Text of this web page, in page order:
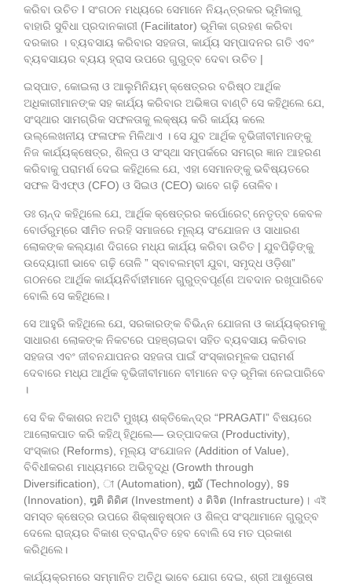
କରିବା ଉଚିତ I ସଂଗଠନ ମଧ୍ୟରେ ସେମାନେ ନିୟନ୍ତ୍ରକର ଭୂମିକାରୁ
ବାହାରି ସୁବିଧା ପ୍ରଦାନକାରୀ (Facilitator) ଭୂମିକା ଗ୍ରହଣ କରିବା
ଦରକାର । ବ୍ୟବସାୟ କରିବାର ସହଜତା, କାର୍ଯ୍ୟ ସମ୍ପାଦନର ଗତି ଏବଂ
ବ୍ୟବସାୟର ବ୍ୟୟ ହ୍ରାସ ଉପରେ ଗୁରୁତ୍ବ ଦେବା ଉଚିତ |
ଇସ୍ପାତ, କୋଇଲା ଓ ଆଲୁମିନିୟମ୍‌ କ୍ଷେତ୍ରର ବରିଷ୍ଠ ଆର୍ଥିକ
ଅଧିକାରୀମାନଙ୍କ ସହ କାର୍ଯ୍ୟ କରିବାର ଅଭିଜ୍ଞତା ବାଣ୍ଟି ସେ କହିଥିଲେ ଯେ,
ସଂସ୍ଥାର ସାମଗ୍ରିକ ସଫଳତାକୁ ଲକ୍ଷ୍ୟ କରି କାର୍ଯ୍ୟ କଲେ
ଉଲ୍ଲେଖନୀୟ ଫଳାଫଳ ମିଳିଥାଏ । ସେ ଯୁବ ଆର୍ଥିକ ବୃଭିଜୀବୀମାନଙ୍କୁ
ନିଜ କାର୍ଯ୍ୟକ୍ଷେତ୍ର, ଶିଳ୍ପ ଓ ସଂସ୍ଥା ସମ୍ପର୍କରେ ସମଗ୍ର ଜ୍ଞାନ ଆହରଣ
କରିବାକୁ ପରାମର୍ଶ ଦେଇ କହିଥିଲେ ଯେ, ଏହା ସେମାନଙ୍କୁ ଭବିଷ୍ୟତରେ
ସଫଳ ସିଏଫ୍‌ଓ (CFO) ଓ ସିଇଓ (CEO) ଭାବେ ଗଢ଼ି ତୋଳିବ।
ଡଃ ଚାନ୍ଦ କହିଥିଲେ ଯେ, ଆର୍ଥିକ କ୍ଷେତ୍ରର କର୍ପୋରେଟ୍ ନେତୃତ୍ବ କେବଳ
ବୋର୍ଡରୁମ୍‌ରେ ସୀମିତ ନରହି ସମାଜରେ ମୂଲ୍ୟ ସଂଯୋଜନ ଓ ସାଧାରଣ
ଲୋକଙ୍କ କଲ୍ୟାଣ ଦିଗରେ ମଧ୍ଯ କାର୍ଯ୍ୟ କରିବା ଉଚିତ | ଯୁବପିଢ଼ିଙ୍କୁ
ଉଦ୍ୟୋଗୀ ଭାବେ ଗଢ଼ି ତୋଳି ” ସ୍ବାବଲମ୍ବୀ ଯୁବା, ସମୃଦ୍ଧ ଓଡ଼ିଶା”
ଗଠନରେ ଆର୍ଥିକ କାର୍ଯ୍ୟନିର୍ବାହୀମାନେ ଗୁରୁତ୍ବପୂର୍ଣ୍ଣ ଅବଦାନ ରଖୂପାରିବେ
ବୋଲି ସେ କହିଥିଲେ।
ସେ ଆହୁରି କହିଥିଲେ ଯେ, ସରକାରଙ୍କ ବିଭିନ୍ନ ଯୋଜନା ଓ କାର୍ଯ୍ୟକ୍ରମକୁ
ସାଧାରଣ ଲୋକଙ୍କ ନିକଟରେ ପହଞ୍ଚାଇବା ସହିତ ବ୍ୟବସାୟ କରିବାର
ସହଜତା ଏବଂ ଜୀବନଯାପନର ସହଜତା ପାଇଁ ସଂସ୍କାରମୂଳକ ପରାମର୍ଶ
ଦେବାରେ ମଧ୍ଯ ଆର୍ଥିକ ବୃଭିଜୀବୀମାନେ ବୀମାନେ ବଡ଼ ଭୂମିକା ନେଇପାରିବେ
।
ସେ ବିକ ବିକାଶର ନଅଟି ମୁଖ୍ୟ ଶକ୍ତିକେନ୍ଦ୍ର “PRAGATI” ବିଷୟରେ
ଆଲୋକପାତ କରି କହିଥ୍ ହିଥିଲେ— ଉତ୍ପାଦକତା (Productivity),
ସଂସ୍କାର (Reforms), ମୂଲ୍ୟ ସଂଯୋଜନ (Addition of Value),
ବିବିଧୀକରଣ ମାଧ୍ୟମରେ ଅଭିବୃଦ୍ଧି (Growth through
Diversification), া (Automation), ໘໖ (Technology), ទទ
(Innovation), ໘ติ ดิดิศ (Investment) ง ดิจิต (Infrastructure)। এই
ସମସ୍ତ କ୍ଷେତ୍ର ଉପରେ ଶିକ୍ଷାନୁଷ୍ଠାନ ଓ ଶିଳ୍ପ ସଂସ୍ଥାମାନେ ଗୁରୁତ୍ବ
ଦେଲେ ରାଜ୍ୟର ବିକାଶ ତ୍ବରାନ୍ବିତ ହେବ ବୋଲି ସେ ମତ ପ୍ରକାଶ
କରିଥିଲେ।
କାର୍ଯ୍ୟକ୍ରମରେ ସମ୍ମାନିତ ଅତିଥି ଭାବେ ଯୋଗ ଦେଇ, ଶ୍ରୀ ଆଶୁତୋଷ